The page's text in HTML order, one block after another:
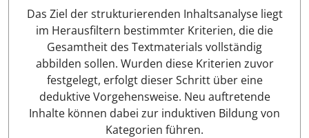
Das Ziel der strukturierenden Inhaltsanalyse liegt
im Herausfiltern bestimmter Kriterien, die die
Gesamtheit des Textmaterials vollständig
abbilden sollen. Wurden diese Kriterien zuvor
festgelegt, erfolgt dieser Schritt über eine
deduktive Vorgehensweise. Neu auftretende
Inhalte können dabei zur induktiven Bildung von
Kategorien führen.